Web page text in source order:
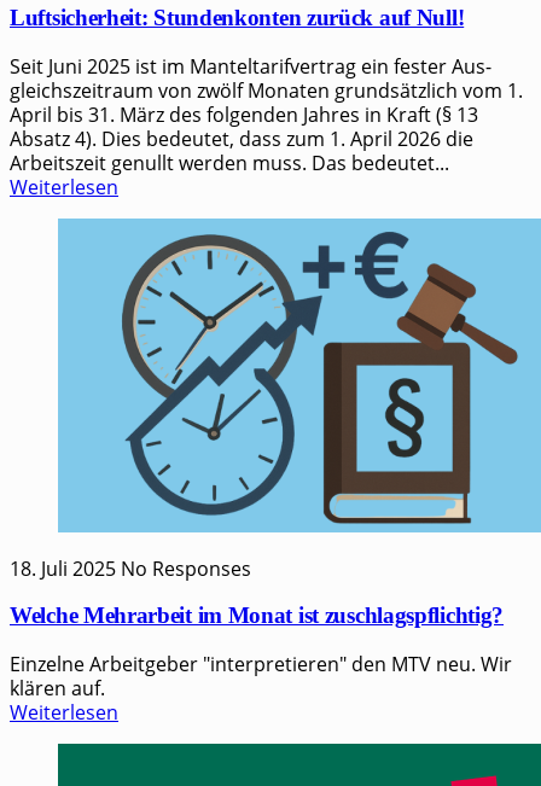
Luftsicherheit: Stundenkonten zurück auf Null!
Seit Juni 2025 ist im Man­tel­ta­rif­ver­trag ein fes­ter Aus­
gleichs­zeit­raum von zwölf Mona­ten grund­sätz­lich vom 1.
April bis 31. März des fol­gen­den Jah­res in Kraft (§ 13
Absatz 4). Dies bedeu­tet, dass zum 1. April 2026 die
Arbeits­zeit genullt wer­den muss. Das bedeu­tet...
Weiterlesen
18. Juli 2025 No Responses
Welche Mehrarbeit im Monat ist zuschlagspflichtig?
Einzelne Arbeitgeber "interpretieren" den MTV neu. Wir
klären auf.
Weiterlesen